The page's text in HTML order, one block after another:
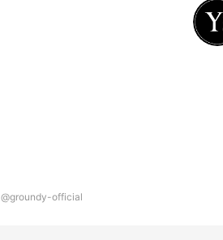
@groundy-official